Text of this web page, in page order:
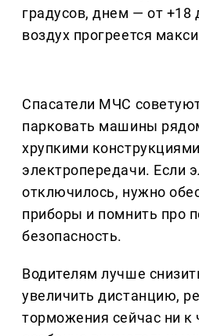
градусов, днем — от +18
воздух прогреется
Спасатели МЧС
парковать машины
хрупкими
электропередачи. Если
отключилось, нужно
приборы и помнить про
безопасность.
Водителям лучше
увеличить дистанцию,
торможения сейчас ни